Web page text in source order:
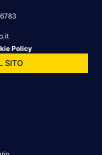
Policy
SITO